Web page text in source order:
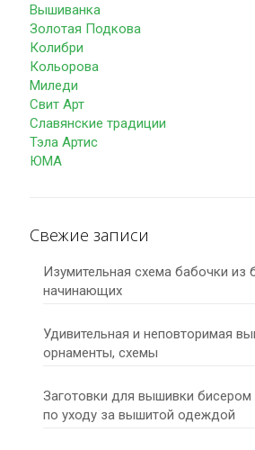
Вышиванка
Золотая Подкова
Колибри
Кольорова
Миледи
Свит Арт
Славянские традиции
Тэла Артис
ЮМА
Свежие записи
Изумительная схема бабочки из
начинающих
Удивительная и неповторимая
орнаменты, схемы
Заготовки для вышивки бисером
по уходу за вышитой одеждой